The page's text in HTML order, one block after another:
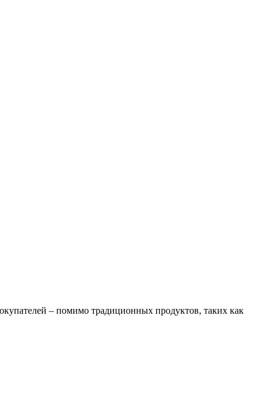
– помимо традиционных продуктов, таких как